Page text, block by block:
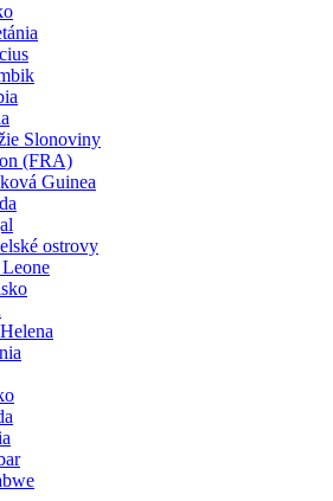
Slonoviny
(FRA)
Guinea
ostrovy